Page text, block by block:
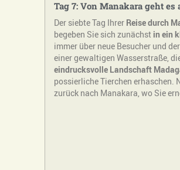
Tag 7: Von Manakara geht
Der siebte Tag Ihrer Reise durch
begeben Sie sich zunächst in ein
immer über neue Besucher und
einer gewaltigen Wasserstraße,
eindrucksvolle Landschaft
possierliche Tierchen erhaschen.
zurück nach Manakara, wo Sie